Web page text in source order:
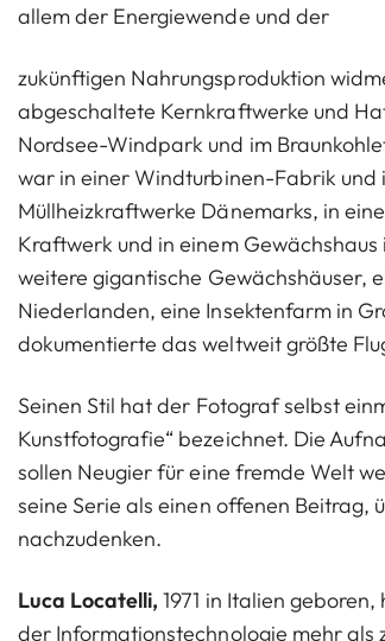
allem der Energiewende und der
zukünftigen Nahrungsproduktion
abgeschaltete Kernkraftwerke und
Nordsee-Windpark und im
war in einer Windturbinen-Fabrik und
Müllheizkraftwerke Dänemarks, in
Kraftwerk und in einem Gewächshaus
weitere gigantische Gewächshäuser,
Niederlanden, eine Insektenfarm in
dokumentierte das weltweit größte
Seinen Stil hat der Fotograf selbst
Kunstfotografie“ bezeichnet. Die
sollen Neugier für eine fremde Welt
seine Serie als einen offenen Beitrag,
nachzudenken.
Luca Locatelli,1971 in Italien
der Informationstechnologie mehr als